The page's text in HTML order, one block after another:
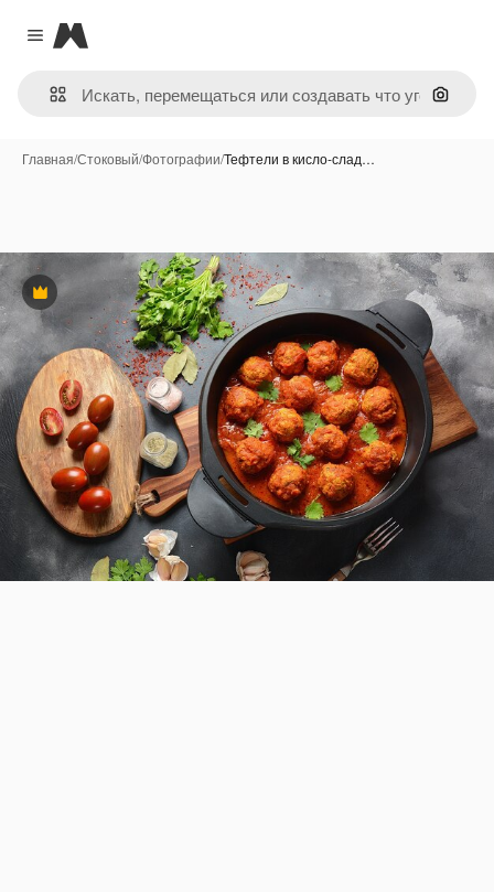
Close menu
Magnific
Поиск
Главная/Стоковый/Фотографии/Тефтели в кисло-слад…
Премиум